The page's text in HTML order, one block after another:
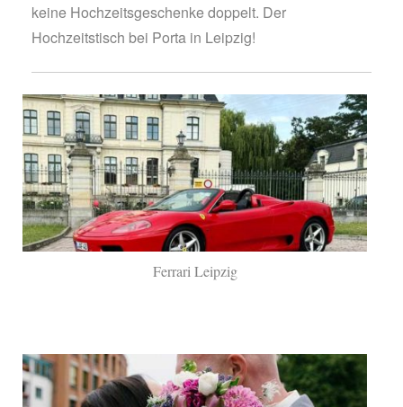
keine Hochzeitsgeschenke doppelt. Der
Hochzeitstisch bei Porta in Leipzig!
Ferrari Leipzig